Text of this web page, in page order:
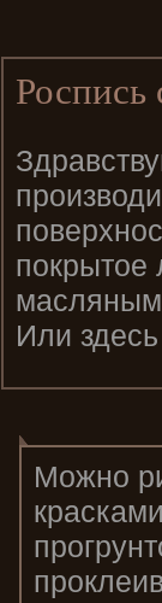
Роспись
покрытое
Или
Можно